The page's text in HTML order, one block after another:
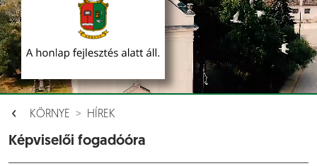
KÖRNYE HÍREK
Képviselői fogadóóra
Dokumentumok []
Aloldalak [ ]